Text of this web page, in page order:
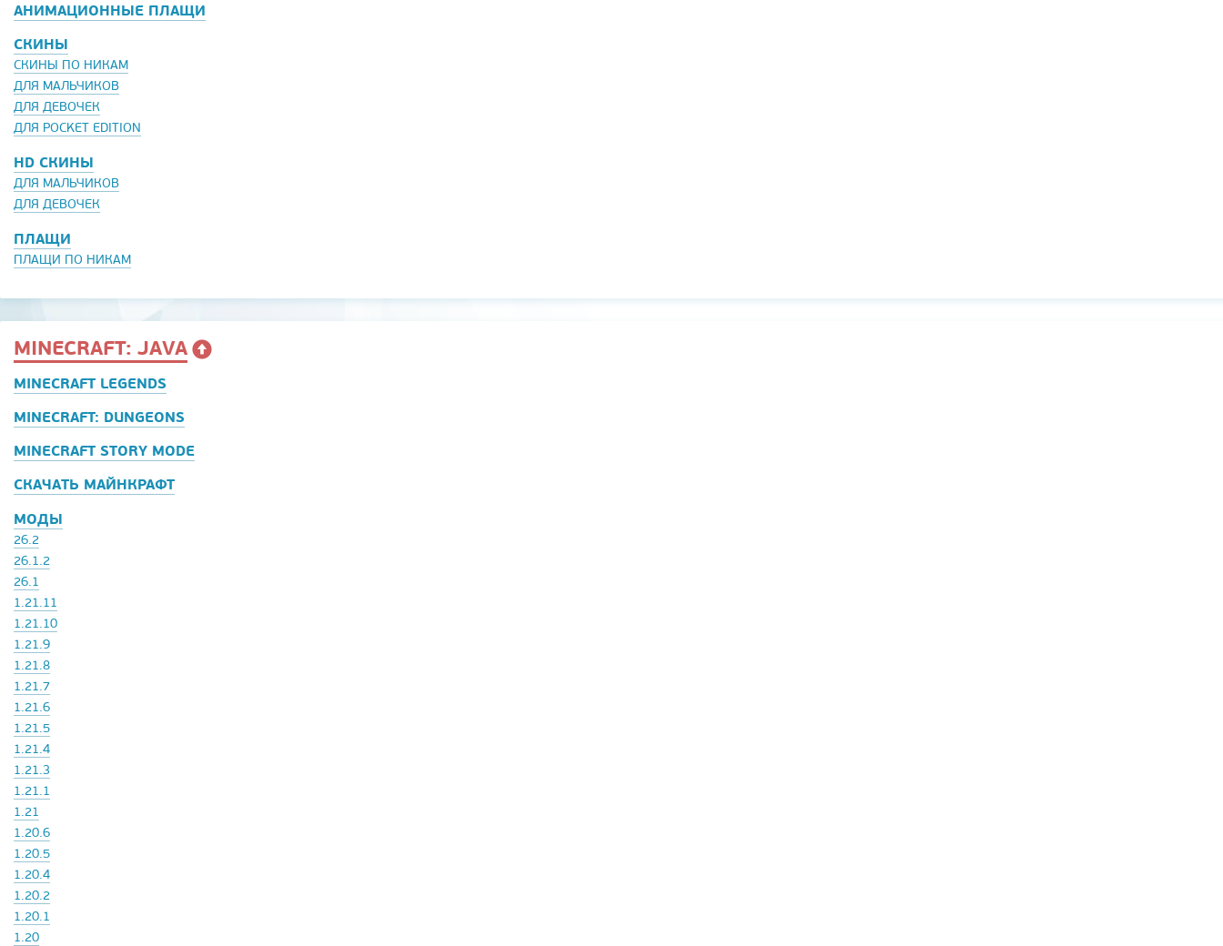
АНИМАЦИОННЫЕ ПЛАЩИ
СКИНЫ
СКИНЫ ПО НИКАМ
ДЛЯ МАЛЬЧИКОВ
ДЛЯ ДЕВОЧЕК
ДЛЯ POCKET EDITION
HD СКИНЫ
ДЛЯ МАЛЬЧИКОВ
ДЛЯ ДЕВОЧЕК
ПЛАЩИ
ПЛАЩИ ПО НИКАМ
MINECRAFT: JAVA
MINECRAFT LEGENDS
MINECRAFT: DUNGEONS
MINECRAFT STORY MODE
СКАЧАТЬ МАЙНКРАФТ
МОДЫ
26.2
26.1.2
26.1
1.21.11
1.21.10
1.21.9
1.21.8
1.21.7
1.21.6
1.21.5
1.21.4
1.21.3
1.21.1
1.21
1.20.6
1.20.5
1.20.4
1.20.2
1.20.1
1.20